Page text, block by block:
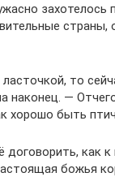
захотелось
страны,
то
наконец. —
хорошо быть
договорить, как к
божья